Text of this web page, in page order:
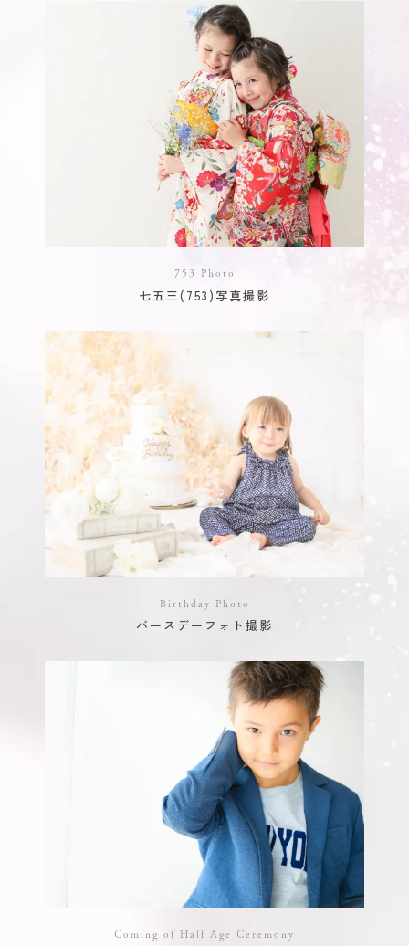
753 Photo
七五三(753)写真撮影
Birthday Photo
バースデーフォト撮影
Coming of Half Age Ceremony